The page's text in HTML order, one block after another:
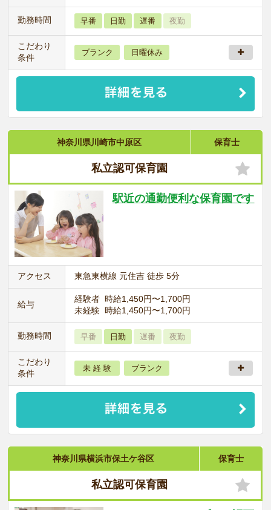
勤務時間 早番 日勤 遅番 夜勤
こだわり
条件
ブランク 日曜休み
神奈川県川崎市中原区 保育士
私立認可保育園
駅近の通勤便利な保育園です
アクセス 東急東横線 元住吉 徒歩 5分
給与
経験者 時給1,450円〜1,700円
未経験 時給1,450円〜1,700円
勤務時間 早番 日勤 遅番 夜勤
こだわり
条件
未 経 験 ブランク
神奈川県横浜市保土ケ谷区 保育士
私立認可保育園